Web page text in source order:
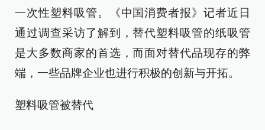
一次性塑料吸管。《中国消费者报》记者近日
通过调查采访了解到，替代塑料吸管的纸吸管
是大多数商家的首选，而面对替代品现存的弊
端，一些品牌企业也进行积极的创新与开拓。
塑料吸管被替代